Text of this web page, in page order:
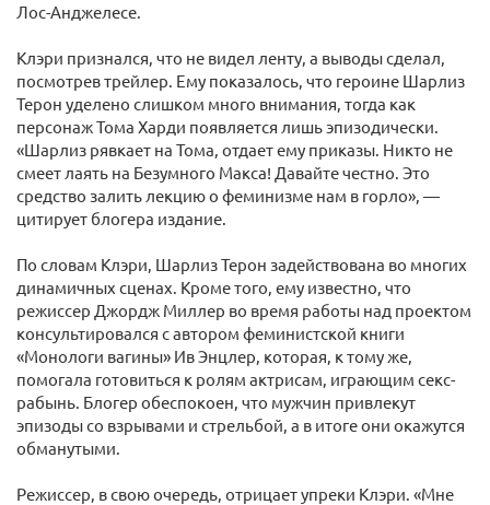
Лос-Анджелесе.
Клэри признался, что не видел ленту, а выводы сделал,
посмотрев трейлер. Ему показалось, что героине Шарлиз
Терон уделено слишком много внимания, тогда как
персонаж Тома Харди появляется лишь эпизодически.
«Шарлиз рявкает на Тома, отдает ему приказы. Никто не
смеет лаять на Безумного Макса! Давайте честно. Это
средство залить лекцию о феминизме нам в горло», —
цитирует блогера издание.
По словам Клэри, Шарлиз Терон задействована во многих
динамичных сценах. Кроме того, ему известно, что
режиссер Джордж Миллер во время работы над проектом
консультировался с автором феминистской книги
«Монологи вагины» Ив Энцлер, которая, к тому же,
помогала готовиться к ролям актрисам, играющим секс-
рабынь. Блогер обеспокоен, что мужчин привлекут
эпизоды со взрывами и стрельбой, а в итоге они окажутся
обманутыми.
Режиссер, в свою очередь, отрицает упреки Клэри. «Мне